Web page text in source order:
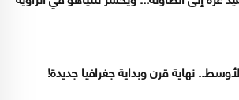
نهاية قرن وبداية جغرافيا جديدة!